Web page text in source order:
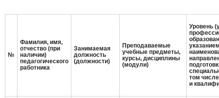
№
Фамилия, имя,
отчество (при
наличии)
педагогического
работника
Занимаемая
должность
(должности)
Преподаваемые
учебные предметы,
курсы, дисциплины
(модули)
Уровень
том
и